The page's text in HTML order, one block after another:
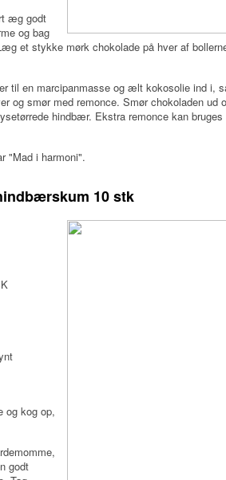
æg godt
og bag
et stykke mørk chokolade på hver af
til en marcipanmasse og ælt kokosolie ind i,
og smør med remonce. Smør chokoladen ud
hindbær. Ekstra remonce kan bruges
"Mad i harmoni".
10 stk
og kog op,
godt